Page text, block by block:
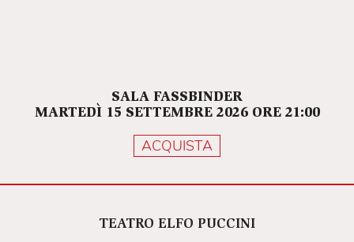
SALA FASSBINDER
MARTEDÌ 15 SETTEMBRE 2026 ORE 21:00
ACQUISTA
TEATRO ELFO PUCCINI